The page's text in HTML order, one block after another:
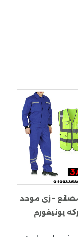
– زى موحد
يونيفورم